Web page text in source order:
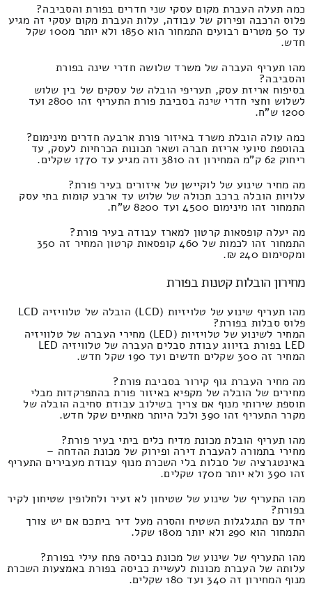
כמה תעלה העברת מקום עסקי שני חדרים בפורת והסביבה?
פלוס הרכבה ופירוק של עבודה, עלות העברת מקום עסקי זה מגיע
עד 50 מטרים רבועים התמחור הוא 1850 ולא יותר מ100 שקל
חדש.
מהו תעריף העברה של משרד שלושה חדרי שינה בפורת
והסביבה?
בסיפוח אריזת עסק, תעריפי הובלה של עסקים של בין שלוש
לשלוש וחצי חדרי שינה בסביבת פורת התעריף זהו 2800 ועד
1200 ש"ח.
כמה עולה הובלת משרד באיזור פורת ארבעה חדרים מינימום?
בהוספת סיועי אריזת חברה ושאר תכונות הכרחיות לעסק, עד
ריחוק 62 ק"מ המחירון זה 3810 וזה מגיע עד 1770 שקלים.
מה מחיר שינוע של לוקיישן של איזורים בעיר פורת?
עלויות הובלה ברכב תכולה של שלוש עד ארבע קומות בתי עסק
התמחור זהו מינימום 4500 ועד 8200 ש"ח.
מה יעלה קופסאות קרטון למארז עבודה בעיר פורת?
התמחור זהו לכמות של 460 קופסאות קרטון המחיר זה 350
ומקסימום 240 ₪.
מחירון הובלות קטנות בפורת
מהו תעריף שינוע של טלויזיות (LCD) הובלה של טלוויזיה LCD
פלוס סבלות בפורת?
המחיר לשינוע של טלויזיות (LED) מחירי העברה של טלוויזיה
LED בפורת בזיווג עבודת סבלים העברה של טלוויזיה LED
המחיר זה 300 שקלים חדשים ועד 190 שקל חדש.
מה מחיר העברת גוף קירור בסביבת פורת?
מחירים של הובלה של מקפיא באיזור פורת בהתפרקדות מבלי
תוספת שירותי מנוף אם צריך בשילוב עבודת סחיבה הובלה של
מקרר התעריף זהו 390 ולכל היותר מאתיים שקל חדש.
מהו תעריף הובלת מכונת מדיח כלים ביתי בעיר פורת?
מחירי בתמורה להעברת דירה ופירוק של מכונת ההדחה –
באינטגרציה של סבלות בלי השכרת מנוף עבודת מעבירים התעריף
זהו 390 ולא יותר מ170 שקלים.
מהו התעריף של שינוע של שטיחון לא זעיר ולחלופין שטיחון לקיר
בפורת?
יחד עם התגלגלות השטיח והסרה מעל דיר ביתכם אם יש צורך
התמחור הוא 290 ולא יותר מ180 שקל.
מהו התעריף של שינוע של מכונת כביסה פתח עילי בפורת?
עלותה של העברת מכונות לעשיית כביסה בפורת באמצעות השכרת
מנוף המחירון זה 340 ועד 180 שקלים.